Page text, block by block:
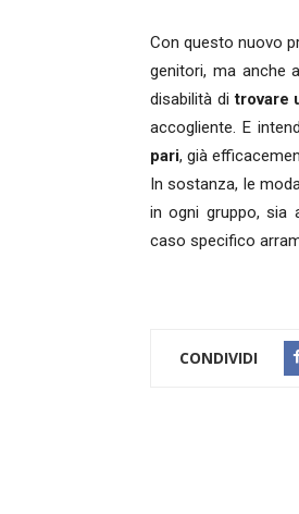
Con questo nuovo
genitori, ma anche
disabilità ditrovare
accogliente. E
pari, già
In sostanza, le
in ogni gruppo, sia
caso specifico
CONDIVIDI